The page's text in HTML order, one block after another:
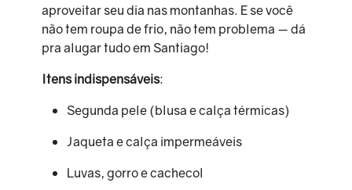
aproveitar seu dia nas montanhas. E se você
não tem roupa de frio, não tem problema — dá
pra alugar tudo em Santiago!
Itens indispensáveis:
Segunda pele (blusa e calça térmicas)
Jaqueta e calça impermeáveis
Luvas, gorro e cachecol